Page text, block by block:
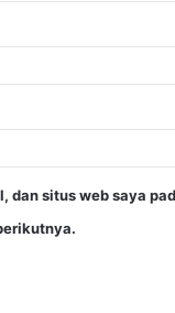
dan situs web saya